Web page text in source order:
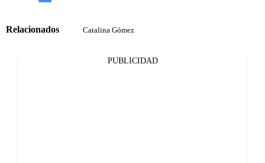
Relacionados Catalina Gómez
PUBLICIDAD